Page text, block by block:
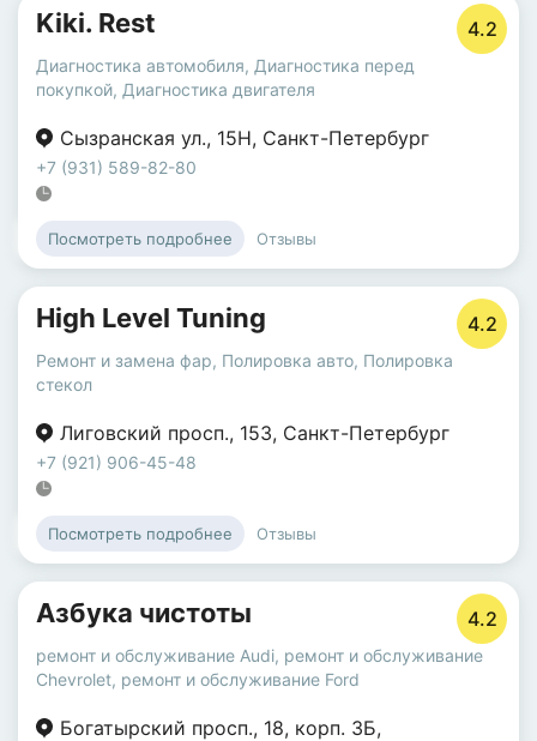
Kiki. Rest 4.2
Диагностика автомобиля, Диагностика перед
покупкой, Диагностика двигателя
Сызранская ул., 15Н, Санкт-Петербург
+7 (931) 589-82-80
Посмотреть подробнее Отзывы
High Level Tuning 4.2
Ремонт и замена фар, Полировка авто, Полировка
стекол
Лиговский просп., 153, Санкт-Петербург
+7 (921) 906-45-48
Посмотреть подробнее Отзывы
Азбука чистоты 4.2
ремонт и обслуживание Audi, ремонт и обслуживание
Chevrolet, ремонт и обслуживание Ford
Богатырский просп., 18, корп. 3Б,